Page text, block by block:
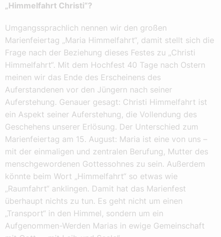
„Himmelfahrt Christi“?
Umgangssprachlich nennen wir den großen
Marienfeiertag „Maria Himmelfahrt“, damit stellt sich die
Frage nach der Beziehung dieses Festes zu „Christi
Himmelfahrt“. Mit dem Hochfest 40 Tage nach Ostern
meinen wir das Ende des Erscheinens des
Auferstandenen vor den Jüngern nach seiner
Auferstehung. Genauer gesagt: Christi Himmelfahrt ist
ein Aspekt seiner Auferstehung, die Vollendung des
Geschehens unserer Erlösung. Der Unterschied zum
Marienfeiertag am 15. August: Maria ist eine von uns –
mit der einmaligen und zentralen Berufung, Mutter des
menschgewordenen Gottessohnes zu sein. Außerdem
könnte beim Wort „Himmelfahrt“ so etwas wie
„Raumfahrt“ anklingen. Damit hat das Marienfest
überhaupt nichts zu tun. Es geht nicht um einen
„Transport“ in den Himmel, sondern um ein
Aufgenommen-Werden Marias in ewige Gemeinschaft